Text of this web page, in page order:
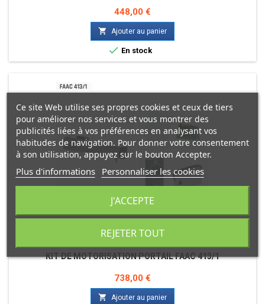
Prix
448,00 €
 Ajouter au panier
 En stock
KIT DE MOTORISATION PORTAIL FAAC 413/1
Prix
738,00 €
 Ajouter au panier
Ce site Web utilise ses propres cookies et ceux de tiers
pour améliorer nos services et vous montrer des
publicités liées à vos préférences en analysant vos
habitudes de navigation. Pour donner votre consentement
à son utilisation, appuyez sur le bouton Accepter.
Plus d'informations Personnaliser les cookies
REJETER TOUT
J'ACCEPTE